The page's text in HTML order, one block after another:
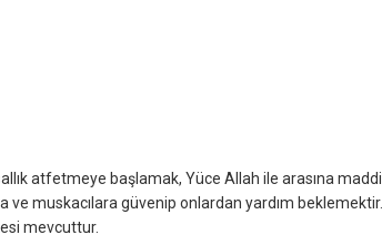
atfetmeye başlamak, Yüce Allah ile arasına maddi
muskacılara güvenip onlardan yardım beklemektir.
mevcuttur.